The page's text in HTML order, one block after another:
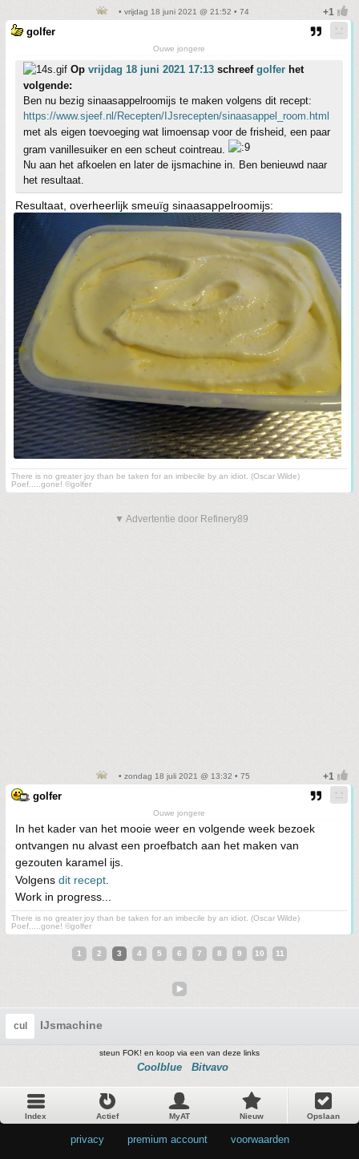
• vrijdag 18 juni 2021 @ 21:52 • 74
golfer
Ouwe jongere
Op vrijdag 18 juni 2021 17:13 schreef golfer het
volgende:
Ben nu bezig sinaasappelroomijs te maken volgens dit recept:
https://www.sjeef.nl/Recepten/IJsrecepten/sinaasappel_room.html
met als eigen toevoeging wat limoensap voor de frisheid, een paar
gram vanillesuiker en een scheut cointreau.
Nu aan het afkoelen en later de ijsmachine in. Ben benieuwd naar
het resultaat.
Resultaat, overheerlijk smeuïg sinaasappelroomijs:
There is no greater joy than be taken for an imbecile by an idiot. (Oscar Wilde)
Poef.....gone! ©golfer
▼ Advertentie door Refinery89
• zondag 18 juli 2021 @ 13:32 • 75
golfer
Ouwe jongere
In het kader van het mooie weer en volgende week bezoek
ontvangen nu alvast een proefbatch aan het maken van
gezouten karamel ijs.
Volgens dit recept
Work in progress...
There is no greater joy than be taken for an imbecile by an idiot. (Oscar Wilde)
Poef.....gone! ©golfer
1 2 3 4 5 6 7 8 9 10 11
cul IJsmachine
steun FOK! en koop via een van deze links
Coolblue Bitvavo
Index Actief MyAT Nieuw Opslaan
privacy premium account voorwaarden